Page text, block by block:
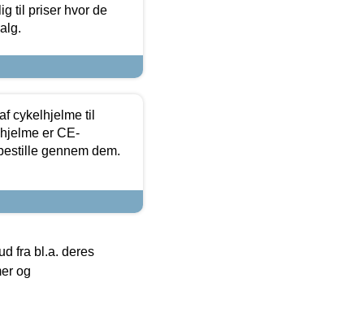
til priser hvor de
cykelhjelme til
er CE-
gennem dem.
fra bl.a. deres
og